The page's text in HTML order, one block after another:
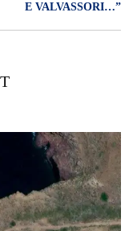
E VALVASSORI…”